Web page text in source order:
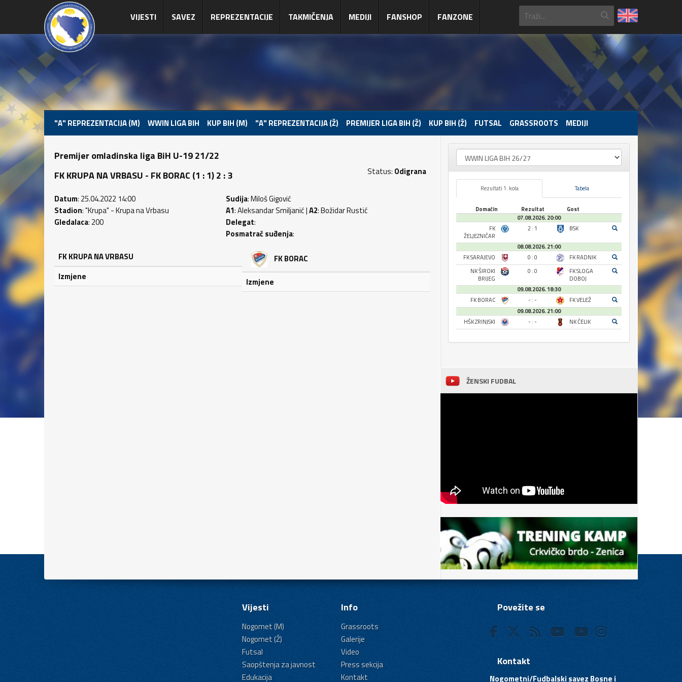
VIJESTI SAVEZ REPREZENTACIJE TAKMIČENJA MEDIJI FANSHOP FANZONE
"A" REPREZENTACIJA (M) WWIN LIGA BIH KUP BIH (M) "A" REPREZENTACIJA (Ž) PREMIJER LIGA BIH (Ž) KUP BIH (Ž) FUTSAL GRASSROOTS MEDIJI
Premijer omladinska liga BiH U-19 21/22
FK KRUPA NA VRBASU - FK BORAC (1 : 1) 2 : 3
Status: Odigrana
Datum: 25.04.2022 14:00
Stadion: "Krupa" - Krupa na Vrbasu
Gledalaca: 200
Sudija: Miloš Gigović
A1: Aleksandar Smiljanić |A2: Božidar Rustić
Delegat:
Posmatrač suđenja:
FK KRUPA NA VRBASU
Izmjene
FK BORAC
Izmjene
Rezultati 1. kola Tabela
Domaćin Rezultat
Gost
07.08.2026. 20:00
FK
ŽELJEZNIČAR
2 : 1 BSK
08.08.2026. 21:00
FK SARAJEVO
0 : 0
FK RADNIK
NK ŠIROKI
BRIJEG
0 : 0
FK SLOGA
DOBOJ
09.08.2026. 18:30
FK BORAC
- : -
FK VELEŽ
09.08.2026. 21:00
HŠK ZRINJSKI
- : - NK ČELIK
ŽENSKI FUDBAL
Vijesti
Nogomet (M)
Nogomet (Ž)
Futsal
Saopštenja za javnost
Edukacija
Info
Grassroots
Galerije
Video
Press sekcija
Kontakt
Povežite se
Kontakt
Nogometni/Fudbalski savez Bosne i